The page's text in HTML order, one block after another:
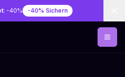
: -40% -40% Sichern